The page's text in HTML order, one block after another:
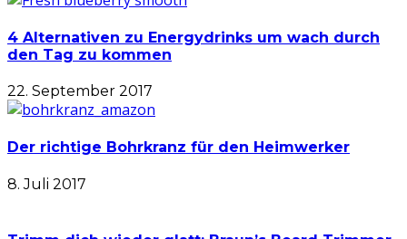
4 Alternativen zu Energydrinks um wach durch
den Tag zu kommen
22. September 2017
Der richtige Bohrkranz für den Heimwerker
8. Juli 2017